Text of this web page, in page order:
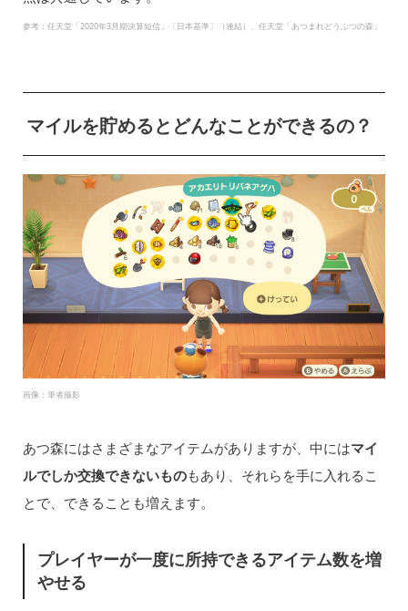
参考：任天堂「2020年3月期決算短信」〔日本基準〕（連結）、任天堂「あつまれどうぶつの森」
マイルを貯めるとどんなことができるの？
画像：筆者撮影
あつ森にはさまざまなアイテムがありますが、中にはマイ
ルでしか交換できないものもあり、それらを手に入れるこ
とで、できることも増えます。
プレイヤーが一度に所持できるアイテム数を増
やせる